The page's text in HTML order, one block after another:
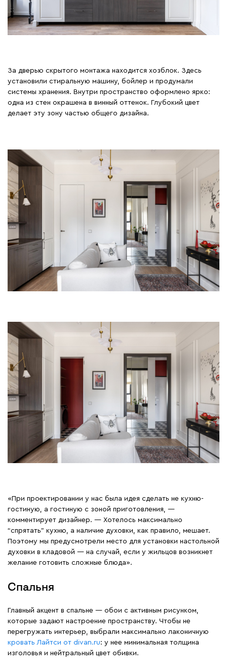
За дверью скрытого монтажа находится хозблок. Здесь
установили стиральную машину, бойлер и продумали
системы хранения. Внутри пространство оформлено ярко:
одна из стен окрашена в винный оттенок. Глубокий цвет
делает эту зону частью общего дизайна.
«При проектировании у нас была идея сделать не кухню-
гостиную, а гостиную с зоной приготовления, —
комментирует дизайнер. — Хотелось максимально
“спрятать” кухню, а наличие духовки, как правило, мешает.
Поэтому мы предусмотрели место для установки настольной
духовки в кладовой — на случай, если у жильцов возникнет
желание готовить сложные блюда».
Спальня
Главный акцент в спальне — обои с активным рисунком,
которые задают настроение пространству. Чтобы не
перегружать интерьер, выбрали максимально лаконичную
кровать Лайтси от divan.ru: у нее минимальная толщина
изголовья и нейтральный цвет обивки.